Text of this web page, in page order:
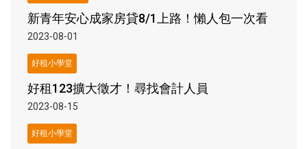
新青年安心成家房貸8/1上路！懶人包一次看
2023-08-01
好租小學堂
好租123擴大徵才！尋找會計人員
2023-08-15
好租小學堂